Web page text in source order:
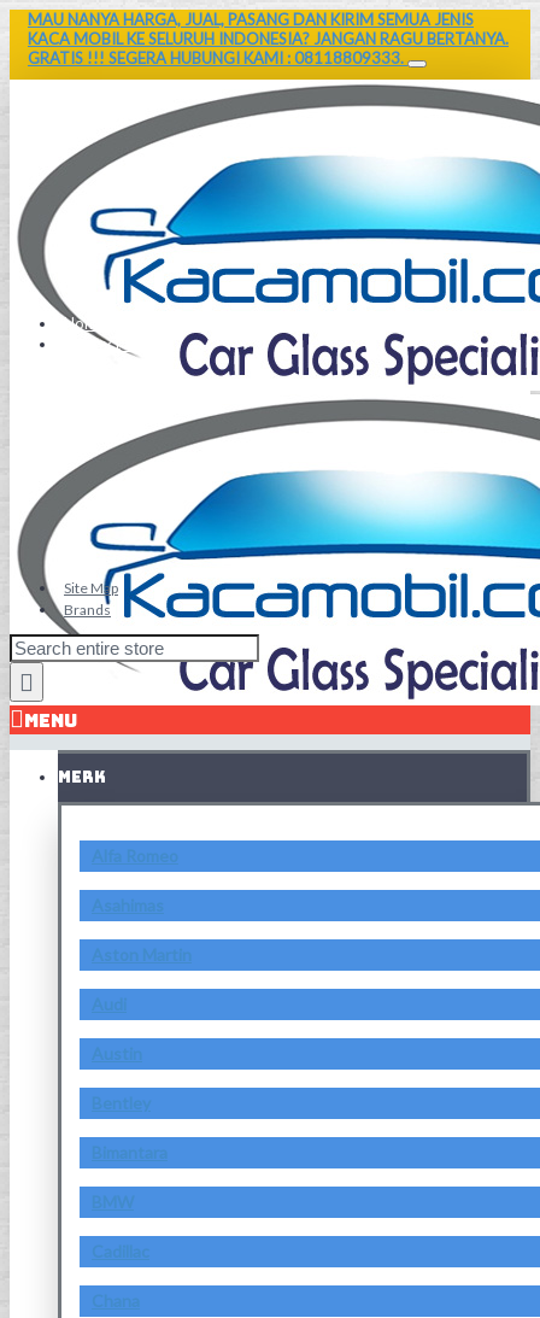
MAU NANYA HARGA, JUAL, PASANG DAN KIRIM SEMUA JENIS
KACA MOBIL KE SELURUH INDONESIA? JANGAN RAGU BERTANYA.
GRATIS !!! SEGERA HUBUNGI KAMI : 08118809333.
Home
Contact Us
Site Map
Brands
MENU
MERK
Alfa Romeo
Asahimas
Aston Martin
Audi
Austin
Bentley
Bimantara
BMW
Cadillac
Chana